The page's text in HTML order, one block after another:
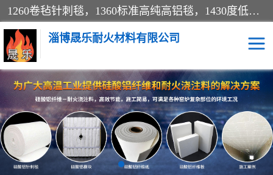
1260卷毡针刺毯，1360标准高纯高铝毯，1430度低锆锆铝含锆毯，普通挡渣棉卷毡，防火纸、挡火板、隔热垫片模块、棉块、折叠块、散棉高温固化剂价格规格密度多少钱图片视频立方平米参数指标
淄博晟乐耐火材料有限公司
硅酸铝挡渣棉 硅酸铝纤维纸
硅酸铝挡火板 高铝毯
含锆毯 硅酸铝折叠块